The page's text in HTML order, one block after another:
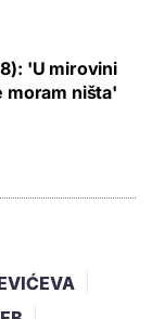
'U mirovini
moram ništa'